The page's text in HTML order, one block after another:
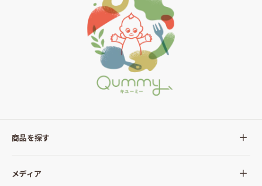
商品を探す
全ての商品
メディア